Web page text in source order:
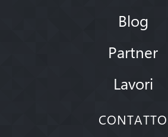
Blog
Partner
Lavori
CONTATTO